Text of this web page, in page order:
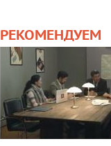
РЕКОМЕНДУЕМ